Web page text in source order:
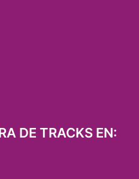
DE TRACKS EN: